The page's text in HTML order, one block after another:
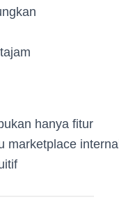
hanya fitur
marketplace internal